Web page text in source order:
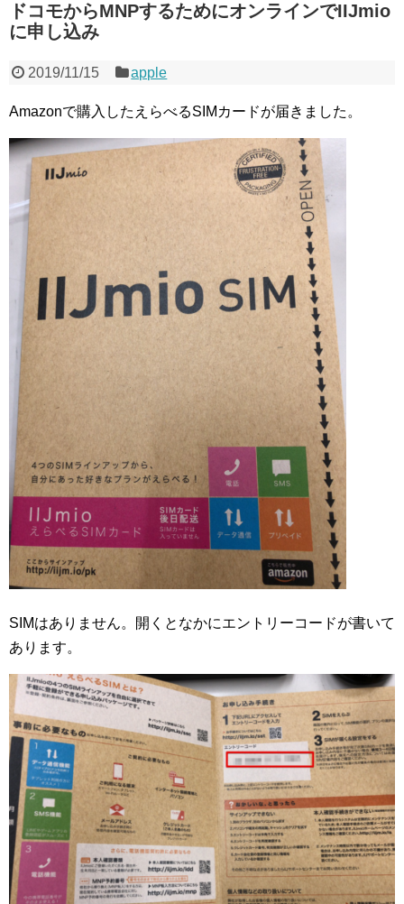
ドコモからMNPするためにオンラインでIIJmio
に申し込み
2019/11/15 apple
Amazonで購入したえらべるSIMカードが届きました。
SIMはありません。開くとなかにエントリーコードが書いて
あります。